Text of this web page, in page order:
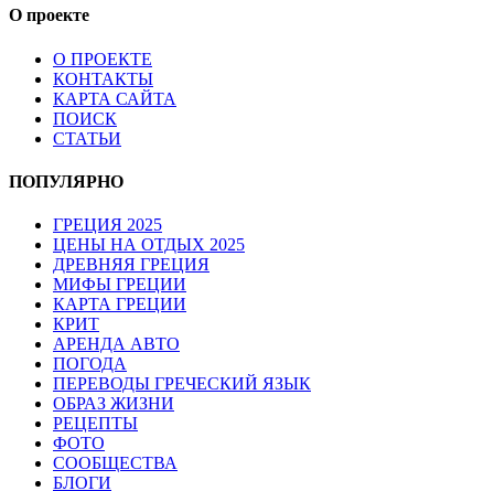
О проекте
О ПРОЕКТЕ
КОНТАКТЫ
КАРТА САЙТА
ПОИСК
СТАТЬИ
ПОПУЛЯРНО
ГРЕЦИЯ 2025
ЦЕНЫ НА ОТДЫХ 2025
ДРЕВНЯЯ ГРЕЦИЯ
МИФЫ ГРЕЦИИ
КАРТА ГРЕЦИИ
КРИТ
АРЕНДА АВТО
ПОГОДА
ПЕРЕВОДЫ ГРЕЧЕСКИЙ ЯЗЫК
ОБРАЗ ЖИЗНИ
РЕЦЕПТЫ
ФОТО
СООБЩЕСТВА
БЛОГИ